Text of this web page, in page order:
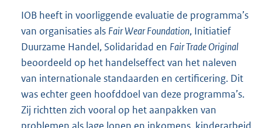
IOB heeft in voorliggende evaluatie de programma’s
van organisaties als Fair Wear Foundation, Initiatief
Duurzame Handel, Solidaridad en Fair Trade Original
beoordeeld op het handelseffect van het naleven
van internationale standaarden en certificering. Dit
was echter geen hoofddoel van deze programma’s.
Zij richtten zich vooral op het aanpakken van